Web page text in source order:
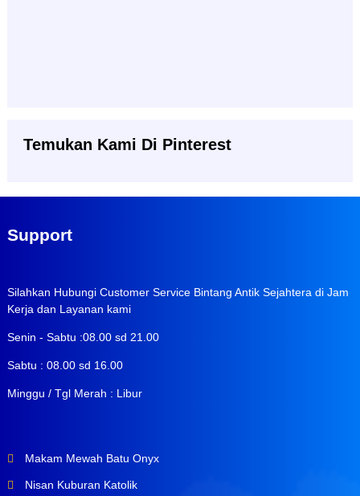
Temukan Kami Di Pinterest
Support
Silahkan Hubungi Customer Service Bintang Antik Sejahtera di Jam
Kerja dan Layanan kami
Senin - Sabtu :08.00 sd 21.00
Sabtu : 08.00 sd 16.00
Minggu / Tgl Merah : Libur
Makam Mewah Batu Onyx
Nisan Kuburan Katolik